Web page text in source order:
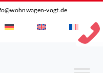
vogt.de